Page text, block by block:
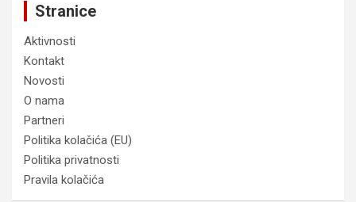
Stranice
Aktivnosti
Kontakt
Novosti
O nama
Partneri
Politika kolačića (EU)
Politika privatnosti
Pravila kolačića